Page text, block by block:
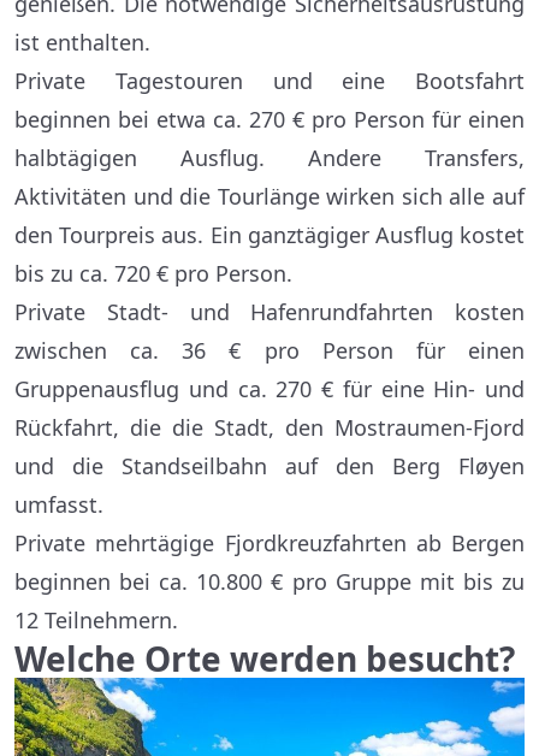
ist enthalten.
Private Tagestouren und eine Bootsfahrt
beginnen bei etwa ca. 270 € pro Person für einen
halbtägigen Ausflug. Andere Transfers,
Aktivitäten und die Tourlänge wirken sich alle auf
den Tourpreis aus. Ein ganztägiger Ausflug kostet
bis zu ca. 720 € pro Person.
Private Stadt- und Hafenrundfahrten kosten
zwischen ca. 36 € pro Person für einen
Gruppenausflug und ca. 270 € für eine Hin- und
Rückfahrt, die die Stadt, den Mostraumen-Fjord
und die Standseilbahn auf den Berg Fløyen
umfasst.
Private mehrtägige Fjordkreuzfahrten ab Bergen
beginnen bei ca. 10.800 € pro Gruppe mit bis zu
12 Teilnehmern.
Welche Orte werden besucht?